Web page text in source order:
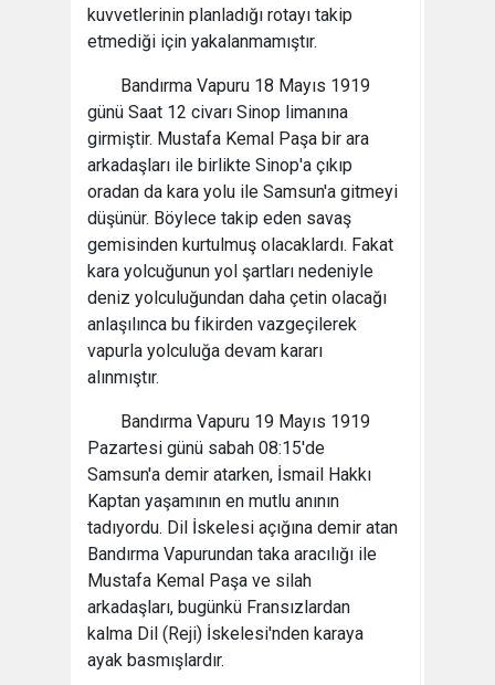
kuvvetlerinin planladığı rotayı takip
etmediği için yakalanmamıştır.
Bandırma Vapuru 18 Mayıs 1919
günü Saat 12 civarı Sinop limanına
girmiştir. Mustafa Kemal Paşa bir ara
arkadaşları ile birlikte Sinop'a çıkıp
oradan da kara yolu ile Samsun'a gitmeyi
düşünür. Böylece takip eden savaş
gemisinden kurtulmuş olacaklardı. Fakat
kara yolcuğunun yol şartları nedeniyle
deniz yolculuğundan daha çetin olacağı
anlaşılınca bu fikirden vazgeçilerek
vapurla yolculuğa devam kararı
alınmıştır.
Bandırma Vapuru 19 Mayıs 1919
Pazartesi günü sabah 08:15'de
Samsun'a demir atarken, İsmail Hakkı
Kaptan yaşamının en mutlu anının
tadıyordu. Dil İskelesi açığına demir atan
Bandırma Vapurundan taka aracılığı ile
Mustafa Kemal Paşa ve silah
arkadaşları, bugünkü Fransızlardan
kalma Dil (Reji) İskelesi'nden karaya
ayak basmışlardır.